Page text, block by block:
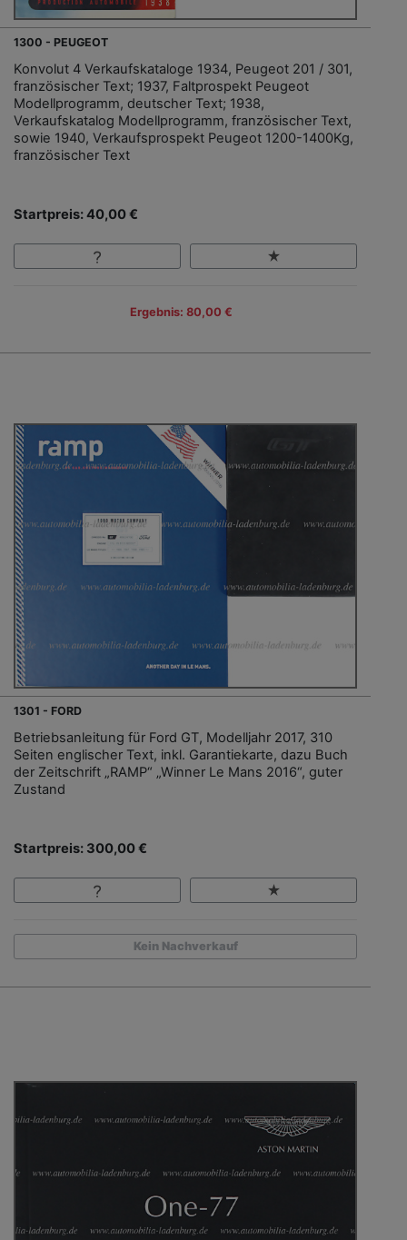
1300 - PEUGEOT
Konvolut 4 Verkaufskataloge 1934, Peugeot 201 / 301,
französischer Text; 1937, Faltprospekt Peugeot
Modellprogramm, deutscher Text; 1938,
Verkaufskatalog Modellprogramm, französischer Text,
sowie 1940, Verkaufsprospekt Peugeot 1200-1400Kg,
französischer Text
Startpreis: 40,00 €
Ergebnis: 80,00 €
1301 - FORD
Betriebsanleitung für Ford GT, Modelljahr 2017, 310
Seiten englischer Text, inkl. Garantiekarte, dazu Buch
der Zeitschrift „RAMP“ „Winner Le Mans 2016“, guter
Zustand
Startpreis: 300,00 €
Kein Nachverkauf